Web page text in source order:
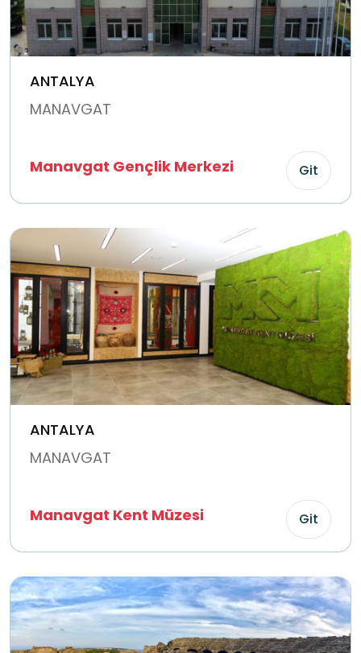
ANTALYA
MANAVGAT
Manavgat Gençlik Merkezi Git
ANTALYA
MANAVGAT
Manavgat Kent Müzesi Git